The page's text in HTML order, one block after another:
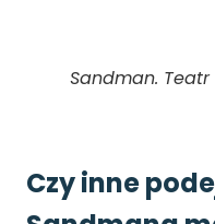
Sandman.
Czy inne